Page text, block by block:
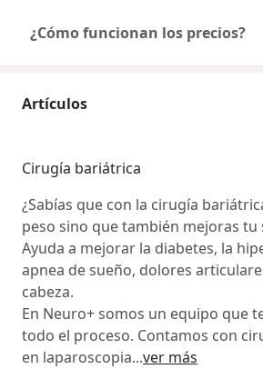
¿Cómo funcionan los precios?
Artículos
Cirugía bariátrica
¿Sabías que con la cirugía
peso sino que también mejoras tu
Ayuda a mejorar la diabetes, la
apnea de sueño, dolores
cabeza.
En Neuro+ somos un equipo que
todo el proceso. Contamos con
en laparoscopia...ver más